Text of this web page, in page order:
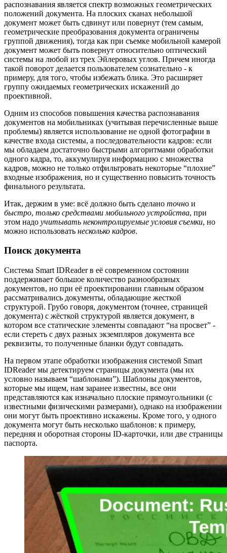
распознавания является спектр возможных геометрических
положений документа. На плоских сканах небольшой
документ может быть сдвинут или повернут (тем самым,
геометрические преобразования документа ограничены
группой движения), тогда как при съемке мобильной камерой
документ может быть повернут относительно оптический
системы на любой из трех Эйлеровых углов. Причем иногда
такой поворот делается пользователем сознательно - к
примеру, для того, чтобы избежать блика. Это расширяет
группу ожидаемых геометрических искажений до
проективной.
Одним из способов повышения качества распознавания
документов на мобильниках (учитывая перечисленные выше
проблемы) является использование не одной фотографии в
качестве входа системы, а последовательности кадров: если
мы обладаем достаточно быстрыми алгоритмами обработки
одного кадра, то, аккумулируя информацию с множества
кадров, можно не только отфильтровать некоторые “плохие”
входные изображения, но и существенно повысить точность
финального результата.
Итак, держим в уме: всё должно быть сделано точно и
быстро, только средствами мобильного устройства, при
этом надо учитывать неконтролируемые условия съемки, но
можно использовать несколько кадров.
Поиск документа
Система Smart IDReader в её современном состоянии
поддерживает большое количество разнообразных
документов, но при её проектировании главным образом
рассматривались документы, обладающие жесткой
структурой. Грубо говоря, документом (точнее, страницей
документа) с жёсткой структурой является документ, в
котором все статические элементы совпадают “на просвет” -
если стереть с двух разных экземпляров документа все
реквизиты, то полученные бланки будут совпадать.
На первом этапе обработки изображения системой Smart
IDReader мы детектируем страницы документа (мы их
условно называем “шаблонами”). Шаблоны документов,
которые мы ищем, нам заранее известны, все они
представляются как изначально плоские прямоугольники (с
известными физическими размерами), однако на изображении
они могут быть проективно искажены. Кроме того, у одного
документа могут быть несколько шаблонов: к примеру,
передняя и оборотная стороны ID-карточки, или две страницы
паспорта.